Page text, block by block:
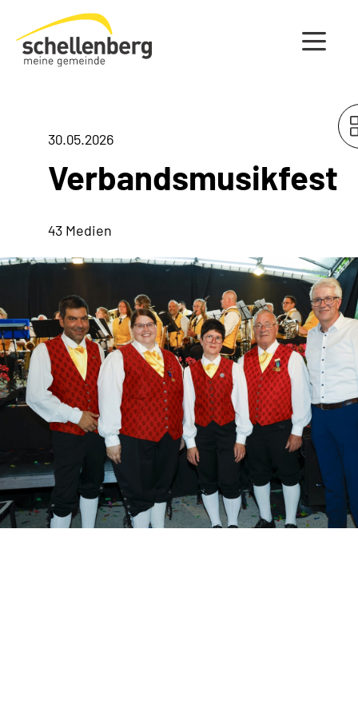
Gemeinde Schellenberg Startseite
30.05.2026
Verbandsmusikfest
43 Medien